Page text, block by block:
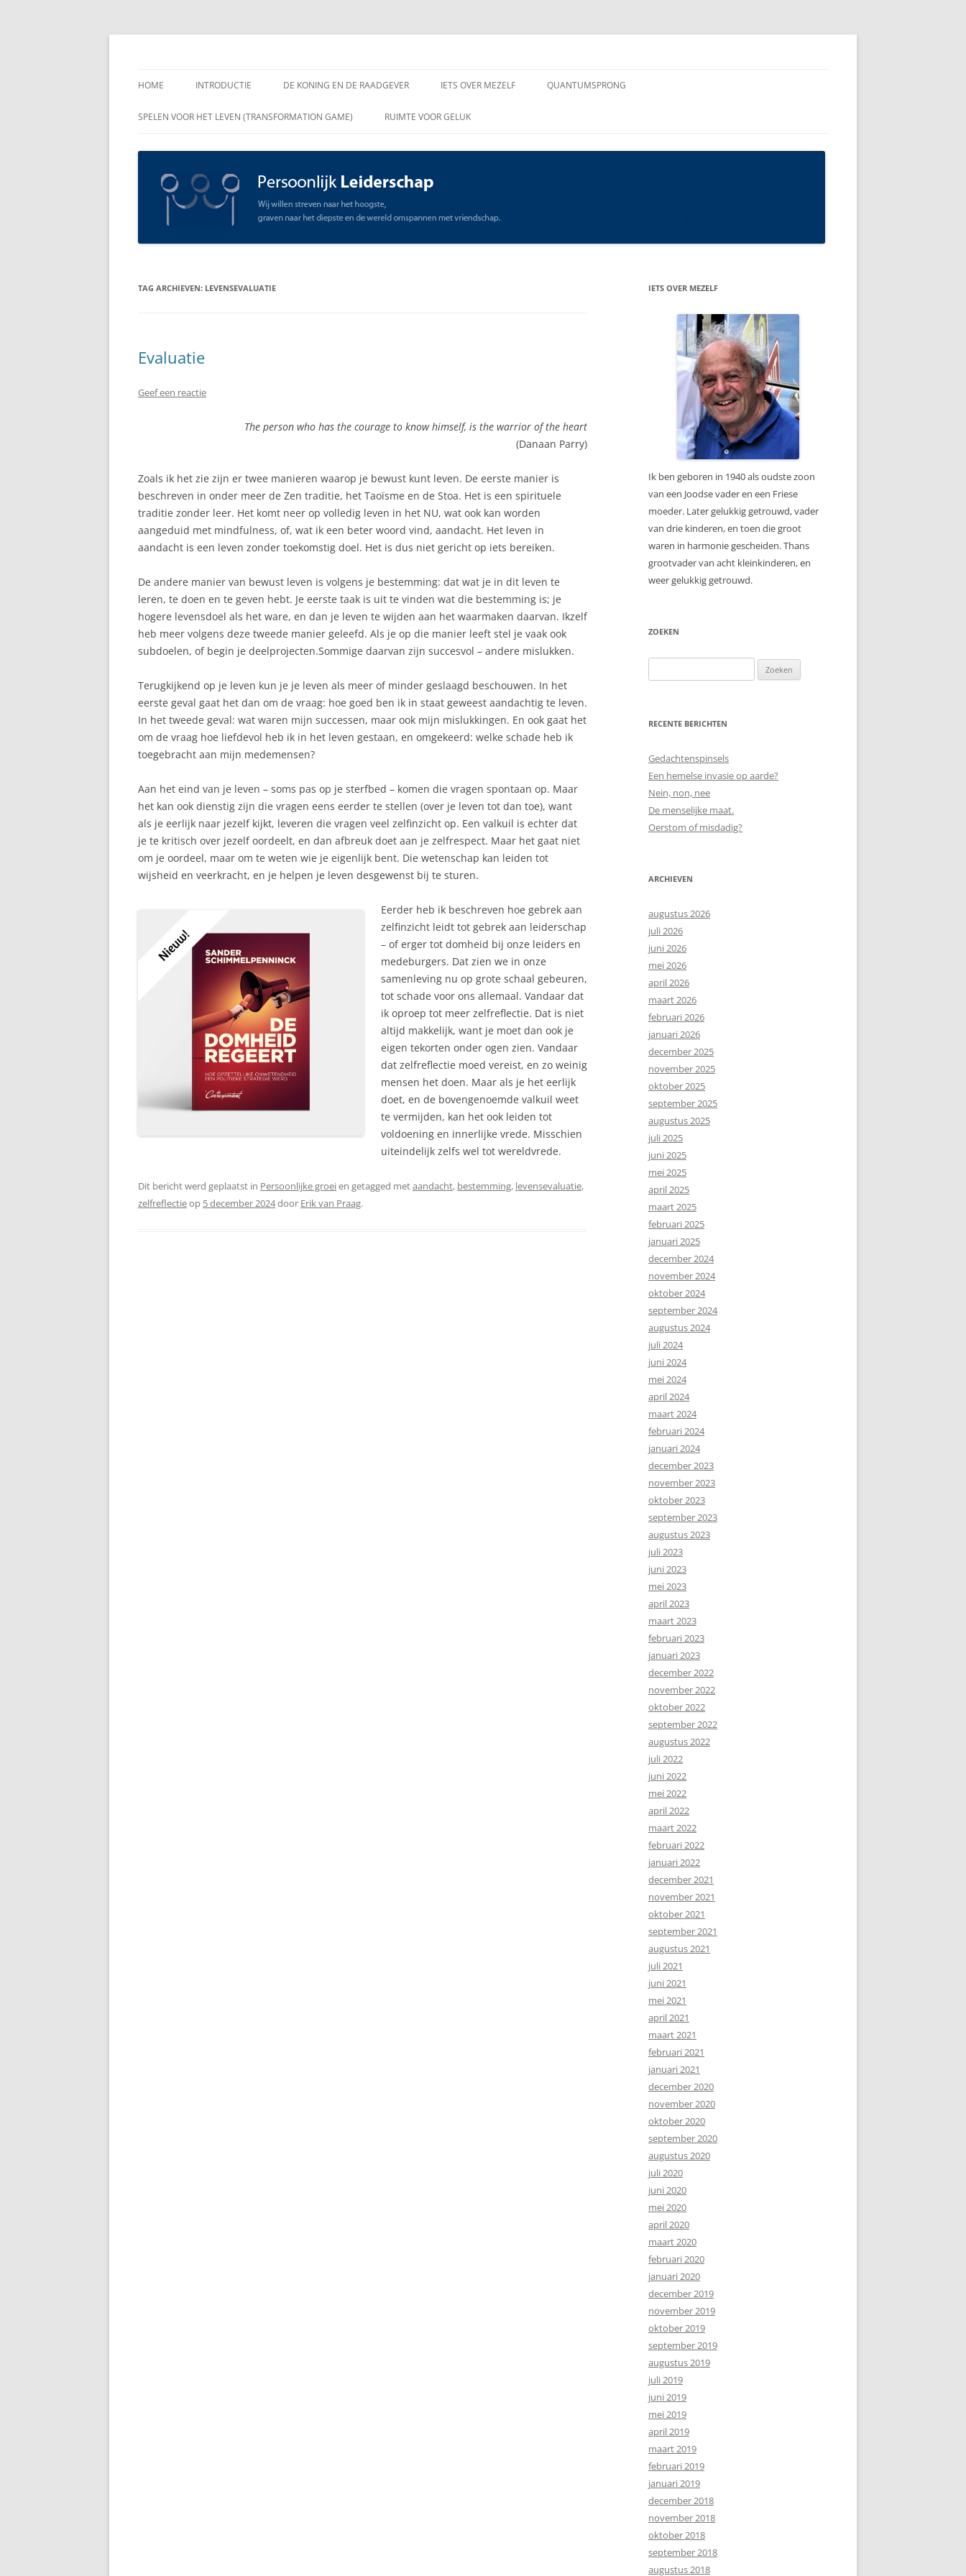
Spring
HOME INTRODUCTIE DE KONING EN DE RAADGEVER
ENKELE VRAGEN AAN DE
LEIDERSCHAP
OPEN COMMUNICATIE
IETS OVER MEZELF QUANTUMSPRONG
SPELEN VOOR HET LEVEN (TRANSFORMATION GAME) RUIMTE VOOR GELUK
TAG ARCHIEVEN: LEVENSEVALUATIE
Evaluatie
Geef een reactie
The person who has the courage to know himself, is the warrior of the heart
(Danaan Parry)
Zoals ik het zie zijn er twee manieren waarop je bewust kunt leven. De eerste manier is
beschreven in onder meer de Zen traditie, het Taoïsme en de Stoa. Het is een spirituele
traditie zonder leer. Het komt neer op volledig leven in het NU, wat ook kan worden
aangeduid met mindfulness, of, wat ik een beter woord vind, aandacht. Het leven in
aandacht is een leven zonder toekomstig doel. Het is dus niet gericht op iets bereiken.
De andere manier van bewust leven is volgens je bestemming: dat wat je in dit leven te
leren, te doen en te geven hebt. Je eerste taak is uit te vinden wat die bestemming is; je
hogere levensdoel als het ware, en dan je leven te wijden aan het waarmaken daarvan. Ikzelf
heb meer volgens deze tweede manier geleefd. Als je op die manier leeft stel je vaak ook
subdoelen, of begin je deelprojecten.Sommige daarvan zijn succesvol – andere mislukken.
Terugkijkend op je leven kun je je leven als meer of minder geslaagd beschouwen. In het
eerste geval gaat het dan om de vraag: hoe goed ben ik in staat geweest aandachtig te leven.
In het tweede geval: wat waren mijn successen, maar ook mijn mislukkingen. En ook gaat het
om de vraag hoe liefdevol heb ik in het leven gestaan, en omgekeerd: welke schade heb ik
toegebracht aan mijn medemensen?
Aan het eind van je leven – soms pas op je sterfbed – komen die vragen spontaan op. Maar
het kan ook dienstig zijn die vragen eens eerder te stellen (over je leven tot dan toe), want
als je eerlijk naar jezelf kijkt, leveren die vragen veel zelfinzicht op. Een valkuil is echter dat
je te kritisch over jezelf oordeelt, en dan afbreuk doet aan je zelfrespect. Maar het gaat niet
om je oordeel, maar om te weten wie je eigenlijk bent. Die wetenschap kan leiden tot
wijsheid en veerkracht, en je helpen je leven desgewenst bij te sturen.
Eerder heb ik beschreven hoe gebrek aan
zelfinzicht leidt tot gebrek aan leiderschap
– of erger tot domheid bij onze leiders en
medeburgers. Dat zien we in onze
samenleving nu op grote schaal gebeuren,
tot schade voor ons allemaal. Vandaar dat
ik oproep tot meer zelfreflectie. Dat is niet
altijd makkelijk, want je moet dan ook je
eigen tekorten onder ogen zien. Vandaar
dat zelfreflectie moed vereist, en zo weinig
mensen het doen. Maar als je het eerlijk
doet, en de bovengenoemde valkuil weet
te vermijden, kan het ook leiden tot
voldoening en innerlijke vrede. Misschien
uiteindelijk zelfs wel tot wereldvrede.
Dit bericht werd geplaatst in Persoonlijke groeien getagged metaandacht, bestemming, levensevaluatie,
zelfreflectieop 5 december 2024door Erik van Praag.
IETS OVER MEZELF
Ik ben geboren in 1940 als oudste zoon
van een Joodse vader en een Friese
moeder. Later gelukkig getrouwd, vader
van drie kinderen, en toen die groot
waren in harmonie gescheiden. Thans
grootvader van acht kleinkinderen, en
weer gelukkig getrouwd.
ZOEKEN
naar:
RECENTE BERICHTEN
Gedachtenspinsels
Een hemelse invasie op aarde?
Nein, non, nee
De menselijke maat.
Oerstom of misdadig?
ARCHIEVEN
augustus 2026
juli 2026
juni 2026
mei 2026
april 2026
maart 2026
februari 2026
januari 2026
december 2025
november 2025
oktober 2025
september 2025
augustus 2025
juli 2025
juni 2025
mei 2025
april 2025
maart 2025
februari 2025
januari 2025
december 2024
november 2024
oktober 2024
september 2024
augustus 2024
juli 2024
juni 2024
mei 2024
april 2024
maart 2024
februari 2024
januari 2024
december 2023
november 2023
oktober 2023
september 2023
augustus 2023
juli 2023
juni 2023
mei 2023
april 2023
maart 2023
februari 2023
januari 2023
december 2022
november 2022
oktober 2022
september 2022
augustus 2022
juli 2022
juni 2022
mei 2022
april 2022
maart 2022
februari 2022
januari 2022
december 2021
november 2021
oktober 2021
september 2021
augustus 2021
juli 2021
juni 2021
mei 2021
april 2021
maart 2021
februari 2021
januari 2021
december 2020
november 2020
oktober 2020
september 2020
augustus 2020
juli 2020
juni 2020
mei 2020
april 2020
maart 2020
februari 2020
januari 2020
december 2019
november 2019
oktober 2019
september 2019
augustus 2019
juli 2019
juni 2019
mei 2019
april 2019
maart 2019
februari 2019
januari 2019
december 2018
november 2018
oktober 2018
september 2018
augustus 2018